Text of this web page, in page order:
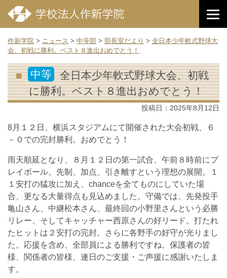
作新学院 > ニュース > 中等部 > 部長室だより > 全日本少年軟式野球大
会、初戦に勝利。ベスト８進出おめでとう！
中等
全日本少年軟式野球大会、初戦
に勝利。ベスト８進出おめでとう！
投稿日： 2025年8月12日
8月１２日、横浜スタジアムにて開催された大会初戦、６
－０での完封勝利。おめでとう！
雨天順延となり、８月１２日の第一試合、午前８時前にプ
レイボール。先制、加点、引き離すという理想の展開。１
１安打の猛攻に加え、chanceを全てものにしていた場
合、更なる大量得点も見込めました。守備では、先発投手
亀山さん、中継松本さん、最終回の小野里さんという必勝
リレー、そしてキャッチャー西原さんの好リード。打たれ
たヒットは２安打の完封。さらに各野手の好守が光りまし
た。応援を含め、全部員による勝利ですね。保護者の皆
様、関係者の皆様、連日のご支援・ご声援に感謝いたしま
す。